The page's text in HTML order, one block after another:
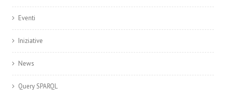
Eventi
Iniziative
News
Query SPARQL